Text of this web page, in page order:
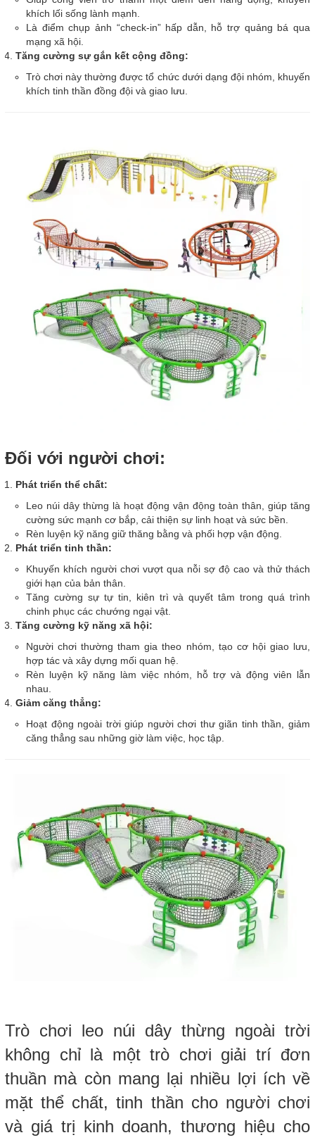
khích lối sống lành mạnh.
Là điểm chụp ảnh “check-in” hấp dẫn, hỗ trợ quảng bá qua
mạng xã hội.
Tăng cường sự gắn kết cộng đồng:
Trò chơi này thường được tổ chức dưới dạng đội nhóm, khuyến
khích tinh thần đồng đội và giao lưu.
Đối với người chơi:
Phát triển thể chất:
Leo núi dây thừng là hoạt động vận động toàn thân, giúp tăng
cường sức mạnh cơ bắp, cải thiện sự linh hoạt và sức bền.
Rèn luyện kỹ năng giữ thăng bằng và phối hợp vận động.
Phát triển tinh thần:
Khuyến khích người chơi vượt qua nỗi sợ độ cao và thử thách
giới hạn của bản thân.
Tăng cường sự tự tin, kiên trì và quyết tâm trong quá trình
chinh phục các chướng ngại vật.
Tăng cường kỹ năng xã hội:
Người chơi thường tham gia theo nhóm, tạo cơ hội giao lưu,
hợp tác và xây dựng mối quan hệ.
Rèn luyện kỹ năng làm việc nhóm, hỗ trợ và động viên lẫn
nhau.
Giảm căng thẳng:
Hoạt động ngoài trời giúp người chơi thư giãn tinh thần, giảm
căng thẳng sau những giờ làm việc, học tập.
Trò chơi leo núi dây thừng ngoài trời
không chỉ là một trò chơi giải trí đơn
thuần mà còn mang lại nhiều lợi ích về
mặt thể chất, tinh thần cho người chơi
và giá trị kinh doanh, thương hiệu cho